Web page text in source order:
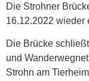
Die Strohner
16.12.2022 wieder
Die Brücke
und
Strohn am